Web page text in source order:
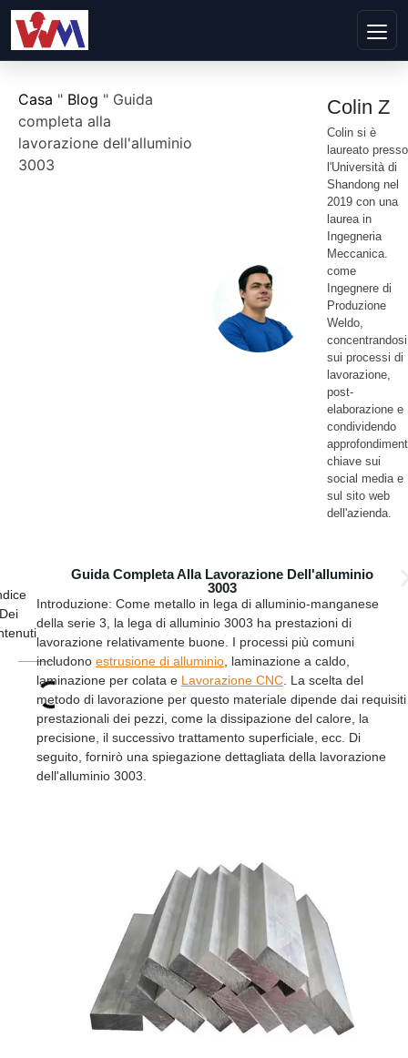
Casa " Blog " Guida
completa alla
lavorazione dell'alluminio
3003
Colin Z
Colin si è
laureato presso
l'Università di
Shandong nel
2019 con una
laurea in
Ingegneria
Meccanica.
come
Ingegnere di
Produzione
Weldo,
concentrandosi
sui processi di
lavorazione,
post-
elaborazione e
condividendo
chiave sui
social media e
sul sito web
dell'azienda.
Dei
Guida Completa Alla Lavorazione Dell'alluminio
3003
Introduzione: Come metallo in lega di alluminio-manganese
della serie 3, la lega di alluminio 3003 ha prestazioni di
lavorazione relativamente buone. I processi più comuni
includono estrusione di alluminio, laminazione a caldo,
laminazione per colata e Lavorazione CNC. La scelta del
metodo di lavorazione per questo materiale dipende dai requisiti
prestazionali dei pezzi, come la dissipazione del calore, la
precisione, il successivo trattamento superficiale, ecc. Di
seguito, fornirò una spiegazione dettagliata della lavorazione
dell'alluminio 3003.